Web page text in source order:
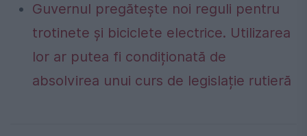
Guvernul pregătește noi reguli pentru
trotinete și biciclete electrice. Utilizarea
lor ar putea fi condiționată de
absolvirea unui curs de legislație rutieră